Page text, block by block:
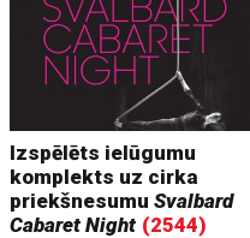
Izspēlēts ielūgumu
komplekts uz cirka
priekšnesumuSvalbard
Cabaret Night (2544)